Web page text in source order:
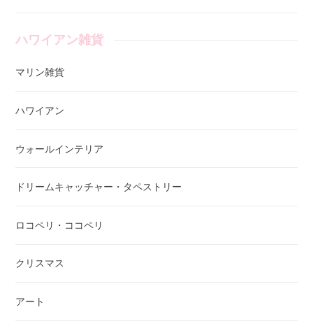
ハワイアン雑貨
マリン雑貨
ハワイアン
ウォールインテリア
ドリームキャッチャー・タペストリー
ロコペリ・ココペリ
クリスマス
アート